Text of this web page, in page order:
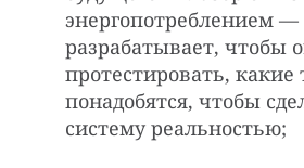
энергопотреблением —
разрабатывает, чтобы
протестировать, какие
понадобятся, чтобы
систему реальностью;